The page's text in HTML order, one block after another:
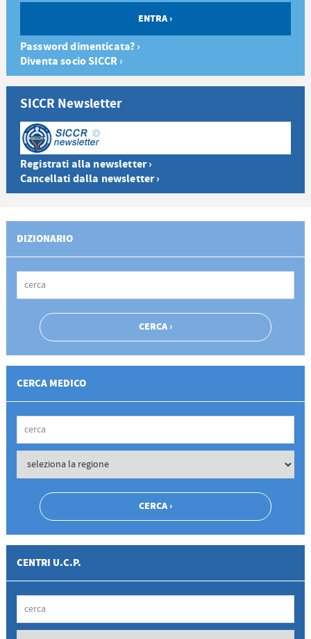
Password dimenticata? ›
Diventa socio SICCR ›
SICCR Newsletter
Registrati alla newsletter ›
Cancellati dalla newsletter ›
DIZIONARIO
CERCA MEDICO
CENTRI U.C.P.